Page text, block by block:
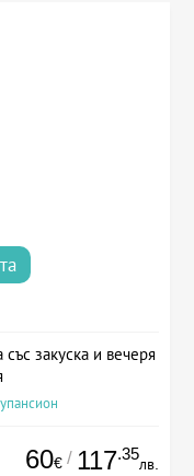
закуска и вечеря
60€ / 117.35
лв.